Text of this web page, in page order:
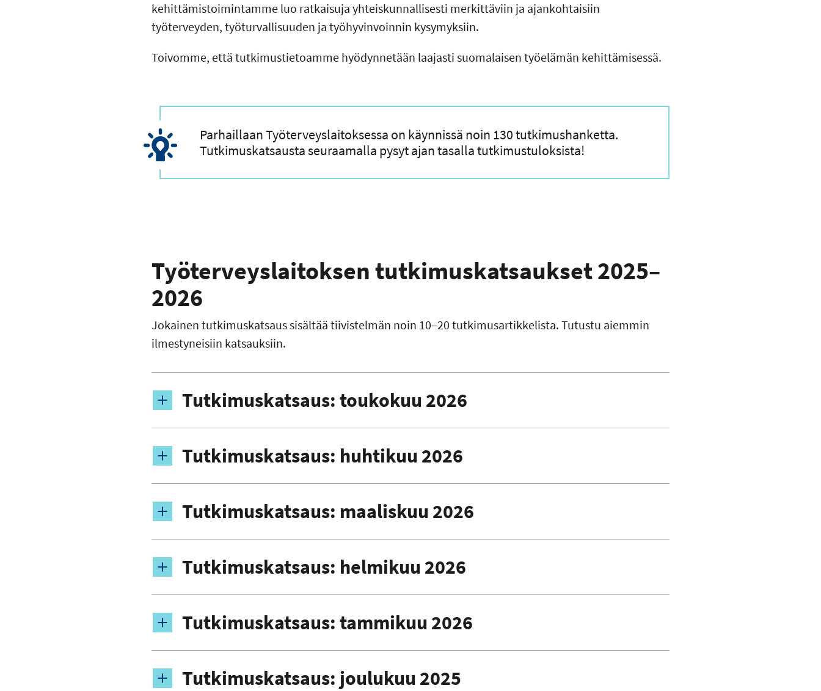
kehittämistoimintamme luo ratkaisuja yhteiskunnallisesti merkittäviin ja ajankohtaisiin
työterveyden, työturvallisuuden ja työhyvinvoinnin kysymyksiin.
Toivomme, että tutkimustietoamme hyödynnetään laajasti suomalaisen työelämän kehittämisessä.
Parhaillaan Työterveyslaitoksessa on käynnissä noin 130 tutkimushanketta.
Tutkimuskatsausta seuraamalla pysyt ajan tasalla tutkimustuloksista!
Työterveyslaitoksen tutkimuskatsaukset 2025–
2026
Jokainen tutkimuskatsaus sisältää tiivistelmän noin 10–20 tutkimusartikkelista. Tutustu aiemmin
ilmestyneisiin katsauksiin.
Tutkimuskatsaus: toukokuu 2026
Tutkimuskatsaus: huhtikuu 2026
Tutkimuskatsaus: maaliskuu 2026
Tutkimuskatsaus: helmikuu 2026
Tutkimuskatsaus: tammikuu 2026
Tutkimuskatsaus: joulukuu 2025